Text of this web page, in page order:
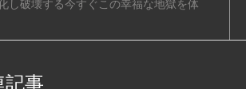
し破壊する今すぐこの幸福な地獄を体
記事